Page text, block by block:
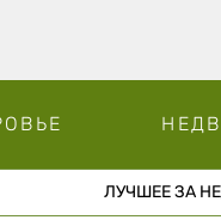
ЛУЧШЕЕ ЗА